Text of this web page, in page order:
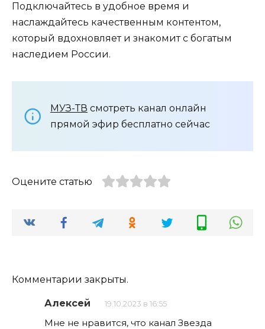
Подключайтесь в удобное время и
наслаждайтесь качественным контентом,
который вдохновляет и знакомит с богатым
наследием России.
МУЗ-ТВ смотреть канал онлайн
прямой эфир бесплатно сейчас
Оцените статью
Комментарии закрыты.
Алексей 19.10.2023 в 16:55
Мне не нравится, что канал Звезда